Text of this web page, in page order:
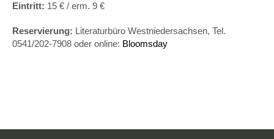
Eintritt: 15 € / erm. 9 €
Reservierung: Literaturbüro Westniedersachsen, Tel.
0541/202-7908 oder online: Bloomsday